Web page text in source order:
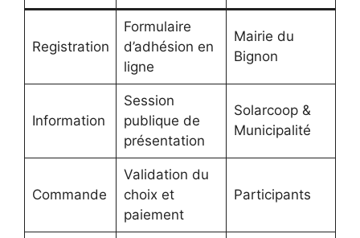
Registration
Formulaire
d’adhésion en
ligne
Mairie du
Bignon
Information
Session
publique de
présentation
Solarcoop &
Municipalité
Commande
Validation du
choix et
paiement
Participants